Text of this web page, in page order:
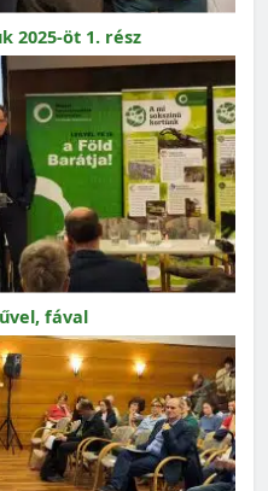
2025-öt 1. rész
fával